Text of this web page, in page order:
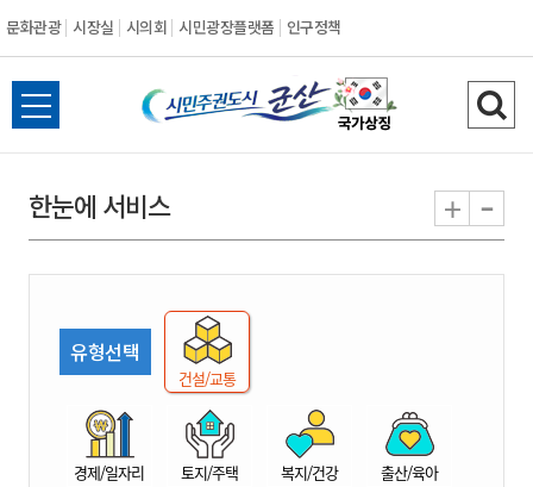
문화관광 시장실 시의회 시민광장플랫폼 인구정책
시
민
권
도
시
전
체
뉴
열
검
색
기
한눈에 서비스 + -
유형선택
건설/교통
경제/일자리 토지/주택 복지/건강 출산/육아